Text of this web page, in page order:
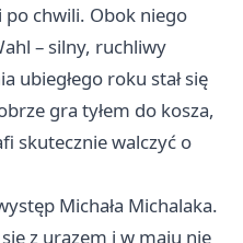
chwili. Obok niego
– silny, ruchliwy
ubiegłego roku stał się
gra tyłem do kosza,
skutecznie walczyć o
Michała Michalaka.
z urazem i w maju nie